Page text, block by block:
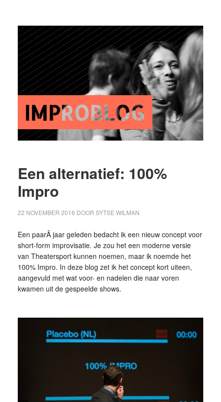
Een alternatief: 100%
Impro
22 NOVEMBER 2016 DOOR SYTSE WILMAN
Een paarÂ jaar geleden bedacht ik een nieuw concept voor
short-form improvisatie. Je zou het een moderne versie
van Theatersport kunnen noemen, maar ik noemde het
100% Impro. In deze blog zet ik het concept kort uiteen,
aangevuld met wat voor- en nadelen die naar voren
kwamen uit de gespeelde shows.